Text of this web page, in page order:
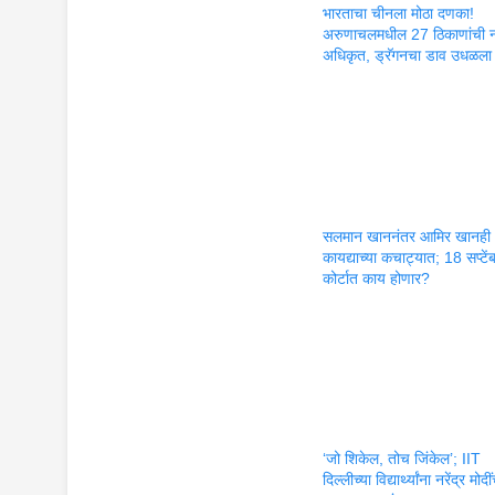
भारताचा चीनला मोठा दणका!
अरुणाचलमधील 27 ठिकाणांची
अधिकृत, ड्रॅगनचा डाव उधळला
सलमान खाननंतर आमिर खानही
कायद्याच्या कचाट्यात; 18
कोर्टात काय होणार?
‘जो शिकेल, तोच जिंकेल’; IIT
दिल्लीच्या विद्यार्थ्यांना नरेंद्र